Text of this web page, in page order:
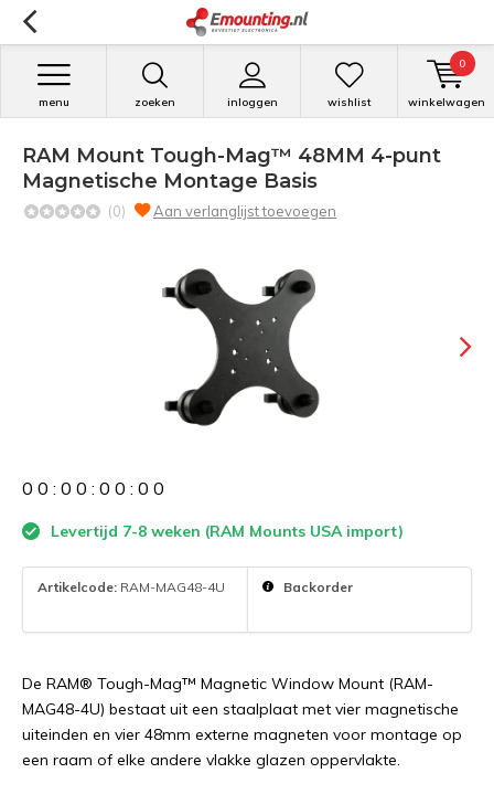
zoeken inloggen
menu wishlist winkelwagen
0
RAM Mount Tough-Mag™ 48MM 4-punt
Magnetische Montage Basis
(0) Aan verlanglijst toevoegen
0 0 : 0 0 : 0 0 : 0 0
Levertijd 7-8 weken (RAM Mounts USA import)
Artikelcode: RAM-MAG48-4U Backorder
De RAM® Tough-Mag™ Magnetic Window Mount (RAM-
MAG48-4U) bestaat uit een staalplaat met vier magnetische
uiteinden en vier 48mm externe magneten voor montage op
een raam of elke andere vlakke glazen oppervlakte.